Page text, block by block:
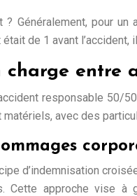
Généralement, pour
de 1 avant
entre
responsable
avec des
d’indemnisation
Cette approche vise